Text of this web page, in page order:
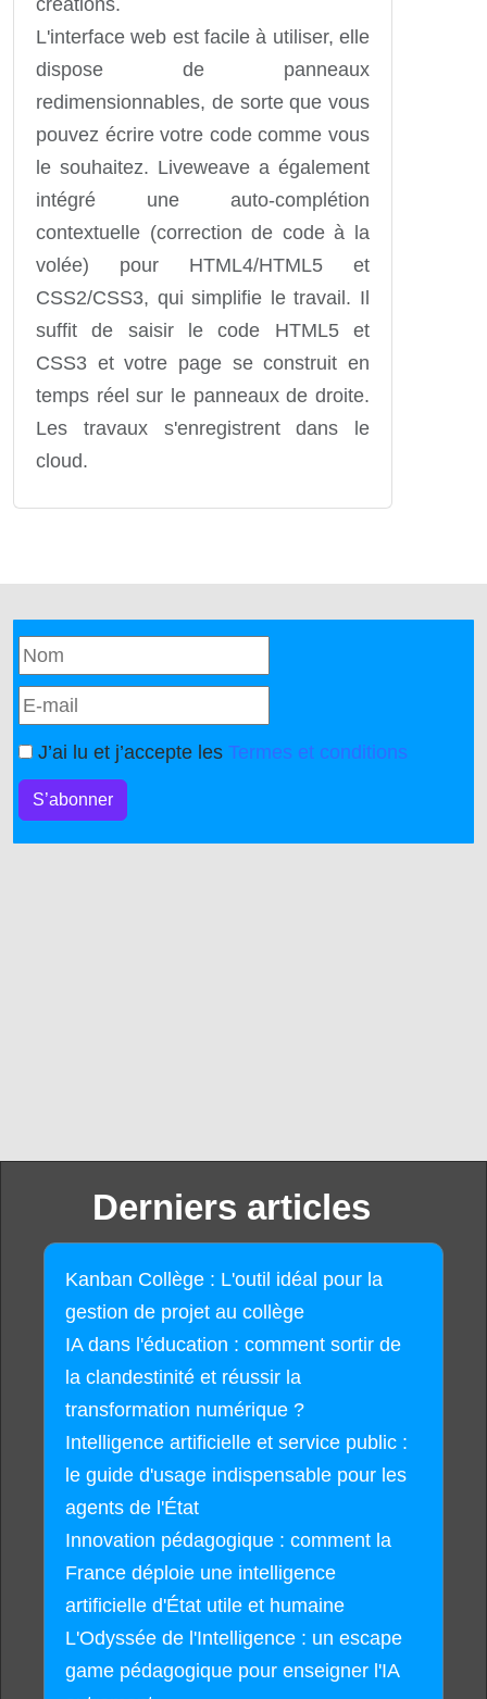
créations.
L'interface web est facile à utiliser, elle
dispose de panneaux
redimensionnables, de sorte que vous
pouvez écrire votre code comme vous
le souhaitez. Liveweave a également
intégré une auto-complétion
contextuelle (correction de code à la
volée) pour HTML4/HTML5 et
CSS2/CSS3, qui simplifie le travail. Il
suffit de saisir le code HTML5 et
CSS3 et votre page se construit en
temps réel sur le panneaux de droite.
Les travaux s'enregistrent dans le
cloud.
J’ai lu et j’accepte les Termes et conditions
S’abonner
Derniers articles
Kanban Collège : L'outil idéal pour la
gestion de projet au collège
IA dans l'éducation : comment sortir de
la clandestinité et réussir la
transformation numérique ?
Intelligence artificielle et service public :
le guide d'usage indispensable pour les
agents de l'État
Innovation pédagogique : comment la
France déploie une intelligence
artificielle d'État utile et humaine
L'Odyssée de l'Intelligence : un escape
game pédagogique pour enseigner l'IA